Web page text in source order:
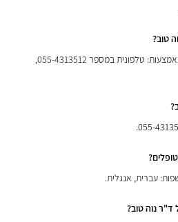
טוב?
ניתן לקבוע תור אצל ד"ר נוה טוב באמצעות: טלפונית במספר 055-4313512,
עברית, אנגלית.
ד"ר נוה טוב?